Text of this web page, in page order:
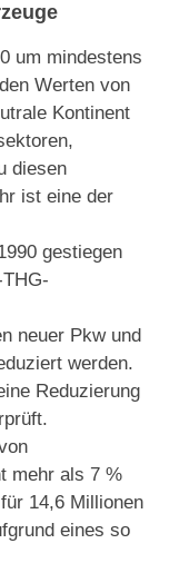
um mindestens
Werten von
Kontinent
diesen
ist eine der
gestiegen
neuer Pkw und
werden.
Reduzierung
mehr als 7 %
14,6 Millionen
eines so